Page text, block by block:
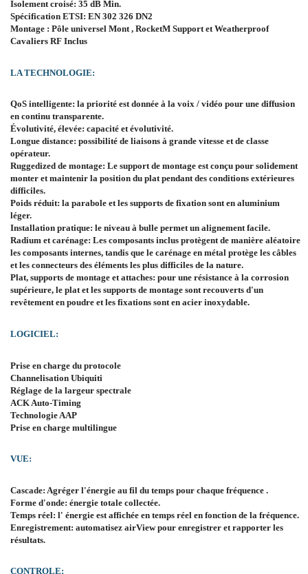
Isolement croisé: 35 dB Min.
Spécification ETSI: EN 302 326 DN2
Montage : Pôle universel Mont , RocketM Support et Weatherproof
Cavaliers RF Inclus
LA TECHNOLOGIE:
QoS intelligente: la priorité est donnée à la voix / vidéo pour une diffusion
en continu transparente.
Évolutivité, élevée: capacité et évolutivité.
Longue distance: possibilité de liaisons à grande vitesse et de classe
opérateur.
Ruggedized de montage: Le support de montage est conçu pour solidement
monter et maintenir la position du plat pendant des conditions extérieures
difficiles.
Poids réduit: la parabole et les supports de fixation sont en aluminium
léger.
Installation pratique: le niveau à bulle permet un alignement facile.
Radium et carénage: Les composants inclus protègent de manière aléatoire
les composants internes, tandis que le carénage en métal protège les câbles
et les connecteurs des éléments les plus difficiles de la nature.
Plat, supports de montage et attaches: pour une résistance à la corrosion
supérieure, le plat et les supports de montage sont recouverts d'un
revêtement en poudre et les fixations sont en acier inoxydable.
LOGICIEL:
Prise en charge du protocole
Channelisation Ubiquiti
Réglage de la largeur spectrale
ACK Auto-Timing
Technologie AAP
Prise en charge multilingue
VUE:
Cascade: Agréger l'énergie au fil du temps pour chaque fréquence .
Forme d'onde: énergie totale collectée.
Temps réel: l' énergie est affichée en temps réel en fonction de la fréquence.
Enregistrement: automatisez airView pour enregistrer et rapporter les
résultats.
CONTROLE: